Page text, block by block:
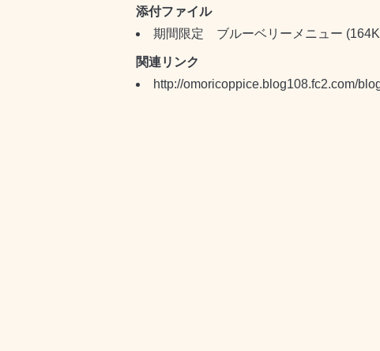
添付ファイル
期間限定 ブルーベリーメニュー
関連リンク
http://omoricoppice.blog108.fc2.com/